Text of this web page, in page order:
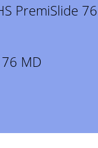
PremiSlide
MD